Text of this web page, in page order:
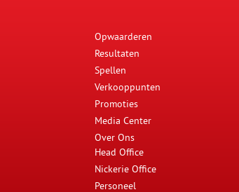
Opwaarderen
Resultaten
Spellen
Verkooppunten
Promoties
Media Center
Over Ons
Head Office
Nickerie Office
Personeel